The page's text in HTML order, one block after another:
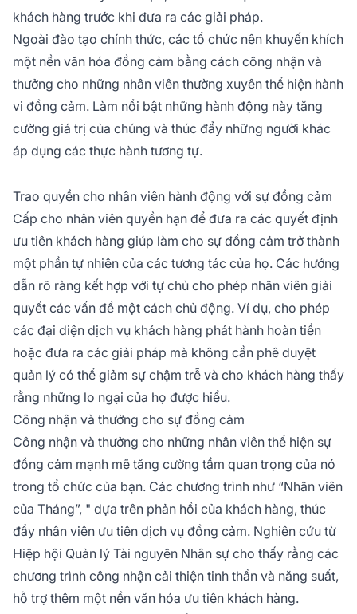
khách hàng trước khi đưa ra các giải pháp.
Ngoài đào tạo chính thức, các tổ chức nên khuyến khích
một nền văn hóa đồng cảm bằng cách công nhận và
thưởng cho những nhân viên thường xuyên thể hiện hành
vi đồng cảm. Làm nổi bật những hành động này tăng
cường giá trị của chúng và thúc đẩy những người khác
áp dụng các thực hành tương tự.
Trao quyền cho nhân viên hành động với sự đồng cảm
Cấp cho nhân viên quyền hạn để đưa ra các quyết định
ưu tiên khách hàng giúp làm cho sự đồng cảm trở thành
một phần tự nhiên của các tương tác của họ. Các hướng
dẫn rõ ràng kết hợp với tự chủ cho phép nhân viên giải
quyết các vấn đề một cách chủ động. Ví dụ, cho phép
các đại diện dịch vụ khách hàng phát hành hoàn tiền
hoặc đưa ra các giải pháp mà không cần phê duyệt
quản lý có thể giảm sự chậm trễ và cho khách hàng thấy
rằng những lo ngại của họ được hiểu.
Công nhận và thưởng cho sự đồng cảm
Công nhận và thưởng cho những nhân viên thể hiện sự
đồng cảm mạnh mẽ tăng cường tầm quan trọng của nó
trong tổ chức của bạn. Các chương trình như “Nhân viên
của Tháng”, " dựa trên phản hồi của khách hàng, thúc
đẩy nhân viên ưu tiên dịch vụ đồng cảm. Nghiên cứu từ
Hiệp hội Quản lý Tài nguyên Nhân sự cho thấy rằng các
chương trình công nhận cải thiện tinh thần và năng suất,
hỗ trợ thêm một nền văn hóa ưu tiên khách hàng.